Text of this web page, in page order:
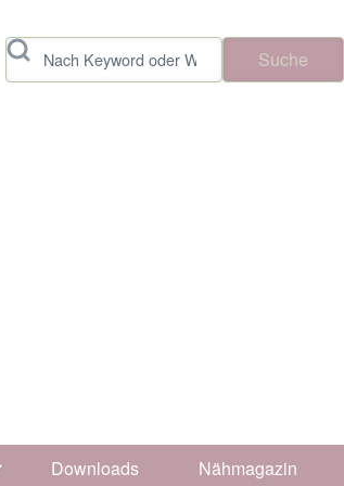
Suche
& Tricks von Stoff Fibel
Downloads Nähmagazin